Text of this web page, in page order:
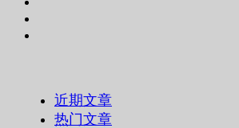
近期文章
热门文章